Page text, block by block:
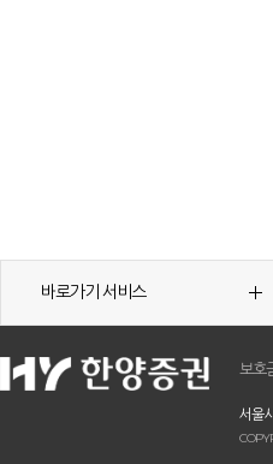
바로가기 서비스
보호
서울